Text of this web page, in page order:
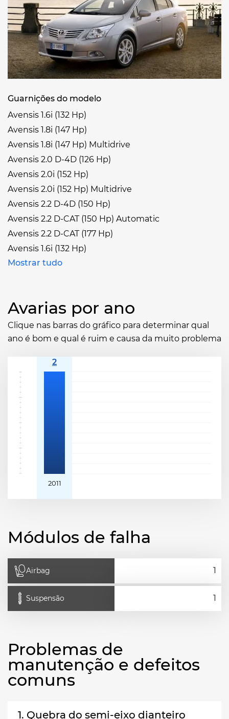
Guarnições do modelo
Avensis 1.6i (132 Hp)
Avensis 1.8i (147 Hp)
Avensis 1.8i (147 Hp) Multidrive
Avensis 2.0 D-4D (126 Hp)
Avensis 2.0i (152 Hp)
Avensis 2.0i (152 Hp) Multidrive
Avensis 2.2 D-4D (150 Hp)
Avensis 2.2 D-CAT (150 Hp) Automatic
Avensis 2.2 D-CAT (177 Hp)
Avensis 1.6i (132 Hp)
Mostrar tudo
Avarias por ano
Clique nas barras do gráfico para determinar qual
ano é bom e qual é ruim e causa da muito problema
2011
Módulos de falha
Airbag
Suspensão
Problemas de
manutenção e defeitos
comuns
1. Quebra do semi-eixo dianteiro